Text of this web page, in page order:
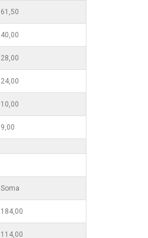
61,50
40,00
28,00
24,00
10,00
9,00
Soma
184,00
114,00